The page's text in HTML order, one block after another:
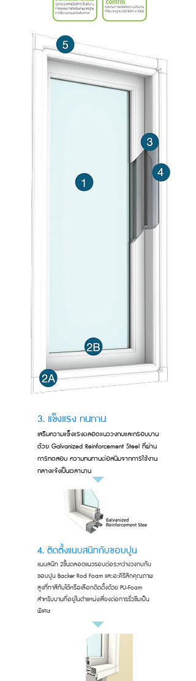
3. แข็งแรง ทนทาน
เสริมความแข็งแรงตลอดแนววงกบและกรอบบาน
ด้วย Galvanized Reinforcement Steel ที่ผ่าน
การทดสอบ ความทนทานต่อสนิมจากการใช้งาน
กลางแจ้งเป็นเวลานาน
4. ติดตั้งแนบสนิทกับขอบปูน
แนบสนิท 2ชั้นตลอดแนวรอบต่อระหว่างวงกบกับ
ขอบปูน Backer Rod Foam และอะคิริลิกคุณภาพ
สูงที่ทาสีทับได้หรือเลือกติดตั้งด้วย PU-Foam
สำหรับบานที่อยู่ในตำแหน่งเสี่ยงต่อการรั่วซึมเป็น
พิเศษ